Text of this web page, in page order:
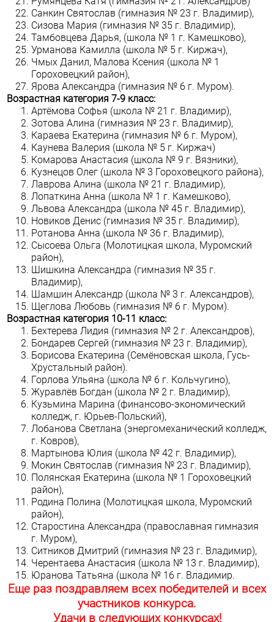
Санкин Святослав (гимназия № 23 г. Владимир),
Сизова Мария (гимназия № 35 г. Владимир),
Тамбовцева Дарья, (школа № 1 г. Камешково),
Урманова Камилла (школа № 5 г. Киржач),
Чмых Данил, Малова Ксения (школа № 1
Гороховецкий район),
Ярова Александра (гимназия № 6 г. Муром).
Возрастная категория 7-9 класс:
Артёмова Софья (школа № 21 г. Владимир),
Зотова Алина (гимназия № 23 г. Владимир),
Караева Екатерина (гимназия № 6 г. Муром),
Каунева Валерия (школа № 5 г. Киржач)
Комарова Анастасия (школа № 9 г. Вязники),
Кузнецов Олег (школа № 3 Гороховецкого района),
Лаврова Алина (школа № 21 г. Владимир),
Лопаткина Анна (школа № 1 г. Камешково),
Львова Александра (школа № 45 г. Владимир),
Новиков Денис (гимназия № 35 г. Владимир),
Ротанова Анна (школа № 36 г. Владимир),
Сысоева Ольга (Молотицкая школа, Муромский
район),
Шишкина Александра (гимназия № 35 г.
Владимир),
Шамшин Александр (школа № 3 г. Александров),
Щеглова Любовь (гимназия № 6 г. Муром).
Возрастная категория 10-11 класс:
Бехтерева Лидия (гимназия № 2 г. Александров),
Бондарев Сергей (гимназия № 23 г. Владимир),
Борисова Екатерина (Семёновская школа, Гусь-
Хрустальный район).
Горлова Ульяна (школа № 6 г. Кольчугино),
Журавлёв Богдан (школа № 2 г. Владимир),
Кузьмина Марина (финансово-экономический
колледж, г. Юрьев-Польский),
Лобанова Светлана (энергомеханический колледж,
г. Ковров),
Мартынова Юлия (школа № 42 г. Владимир),
Мокин Святослав (гимназия № 23 г. Владимир),
Полянская Екатерина (школа № 1 Гороховецкий
район),
Родина Полина (Молотицкая школа, Муромский
район),
Старостина Александра (православная гимназия
г. Муром),
Ситников Дмитрий (гимназия № 23 г. Владимир),
Черентаева Анастасия (школа № 13 г. Владимир),
Юранова Татьяна (школа № 16 г. Владимир.
Еще раз поздравляем всех победителей и всех
участников конкурса.
Удачи в следующих конкурсах!